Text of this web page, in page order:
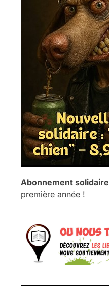
Abonnement solidaire
première année !